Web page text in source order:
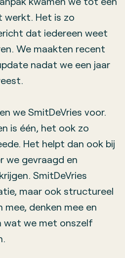
werkt. Het is zo
dat iedereen weet
We maakten recent
nadat we een jaar
we SmitDeVries voor.
is één, het ook zo
Het helpt dan ook bij
we gevraagd en
SmitDeVries
maar ook structureel
denken mee en
wat we met onszelf